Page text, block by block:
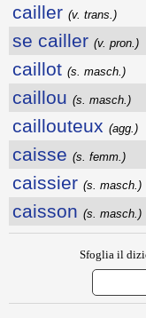
cailler (v. trans.)
se cailler (v. pron.)
caillot (s. masch.)
caillou (s. masch.)
caillouteux (agg.)
caisse (s. femm.)
caissier (s. masch.)
caisson (s. masch.)
Sfoglia il